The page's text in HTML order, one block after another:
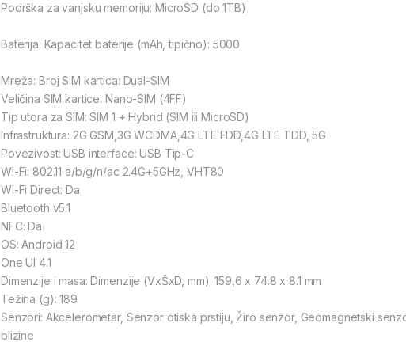
Podrška za vanjsku memoriju: MicroSD (do 1TB)
Baterija: Kapacitet baterije (mAh, tipično): 5000
Mreža: Broj SIM kartica: Dual-SIM
Veličina SIM kartice: Nano-SIM (4FF)
Tip utora za SIM: SIM 1 + Hybrid (SIM ili MicroSD)
Infrastruktura: 2G GSM,3G WCDMA,4G LTE FDD,4G LTE TDD, 5G
Povezivost: USB interface: USB Tip-C
Wi-Fi: 802.11 a/b/g/n/ac 2.4G+5GHz, VHT80
Wi-Fi Direct: Da
Bluetooth v5.1
NFC: Da
OS: Android 12
One UI 4.1
Dimenzije i masa: Dimenzije (VxŠxD, mm): 159,6 x 74.8 x 8.1 mm
Težina (g): 189
Senzori: Akcelerometar, Senzor otiska prstiju, Žiro senzor, Geomagnetski
blizine